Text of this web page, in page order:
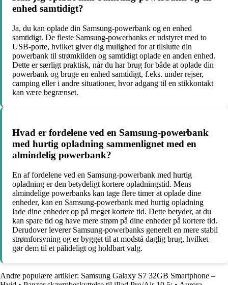
enhed samtidigt?
Ja, du kan oplade din Samsung-powerbank og en enhed
samtidigt. De fleste Samsung-powerbanks er udstyret med to
USB-porte, hvilket giver dig mulighed for at tilslutte din
powerbank til strømkilden og samtidigt oplade en anden enhed.
Dette er særligt praktisk, når du har brug for både at oplade din
powerbank og bruge en enhed samtidigt, f.eks. under rejser,
camping eller i andre situationer, hvor adgang til en stikkontakt
kan være begrænset.
Hvad er fordelene ved en Samsung-powerbank
med hurtig opladning sammenlignet med en
almindelig powerbank?
En af fordelene ved en Samsung-powerbank med hurtig
opladning er den betydeligt kortere opladningstid. Mens
almindelige powerbanks kan tage flere timer at oplade dine
enheder, kan en Samsung-powerbank med hurtig opladning
lade dine enheder op på meget kortere tid. Dette betyder, at du
kan spare tid og have mere strøm på dine enheder på kortere tid.
Derudover leverer Samsung-powerbanks generelt en mere stabil
strømforsyning og er bygget til at modstå daglig brug, hvilket
gør dem til et pålideligt og holdbart valg.
Andre populære artikler: Samsung Galaxy S7 32GB Smartphone –